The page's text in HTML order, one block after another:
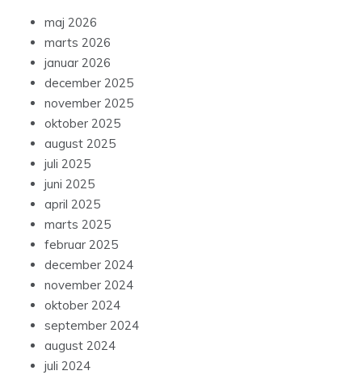
maj 2026
marts 2026
januar 2026
december 2025
november 2025
oktober 2025
august 2025
juli 2025
juni 2025
april 2025
marts 2025
februar 2025
december 2024
november 2024
oktober 2024
september 2024
august 2024
juli 2024